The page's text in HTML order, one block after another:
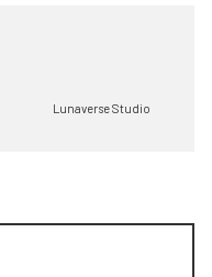
Lunaverse Studio